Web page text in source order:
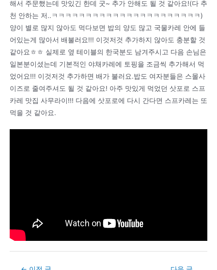
해서 주문했는데 맛있긴 한데 굿~ 추가 안해도 될 것 같아요!(다 추
천 안하는 저..ㅋㅋㅋㅋㅋㅋㅋㅋㅋㅋㅋㅋㅋㅋㅋㅋㅋㅋㅋㅋㅋㅋ)
양이 별로 많지 않아도 먹다보면 밥의 양도 많고 국물카레 안에 들
어있는게 많아서 배불러요!!! 이것저것 추가하지 않아도 충분할 것
같아요ㅎㅎ 실제로 옆 테이블의 한국분도 남겨주시고 다음 손님은
일본분이셨는데 기본적인 야채카레에 토핑을 조금씩 추가해서 먹
었어요!!! 이것저것 추가하면 배가 불러요.밥도 여자분들은 스몰사
이즈로 줄여주셔도 될 것 같아요! 아주 맛있게 먹었던 삿포로 스프
카레 맛집 사무라이!!! 다음에 삿포로에 다시 간다면 스프카레는 또
먹을 것 같아요.
Post